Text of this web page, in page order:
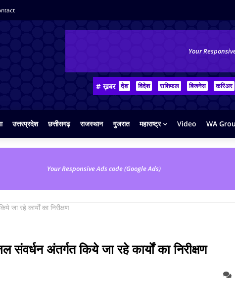
Your
# ख़बर देश विदेश राशिफल बिजनेस करिअर
उत्तरप्रदेश छत्तीसगढ़ राजस्थान गुजरात महाराष्ट्र Video WA
Your Responsive Ads code (Google Ads)
रहे कार्यों का निरीक्षण
अंतर्गत किये जा रहे कार्यों का निरीक्षण